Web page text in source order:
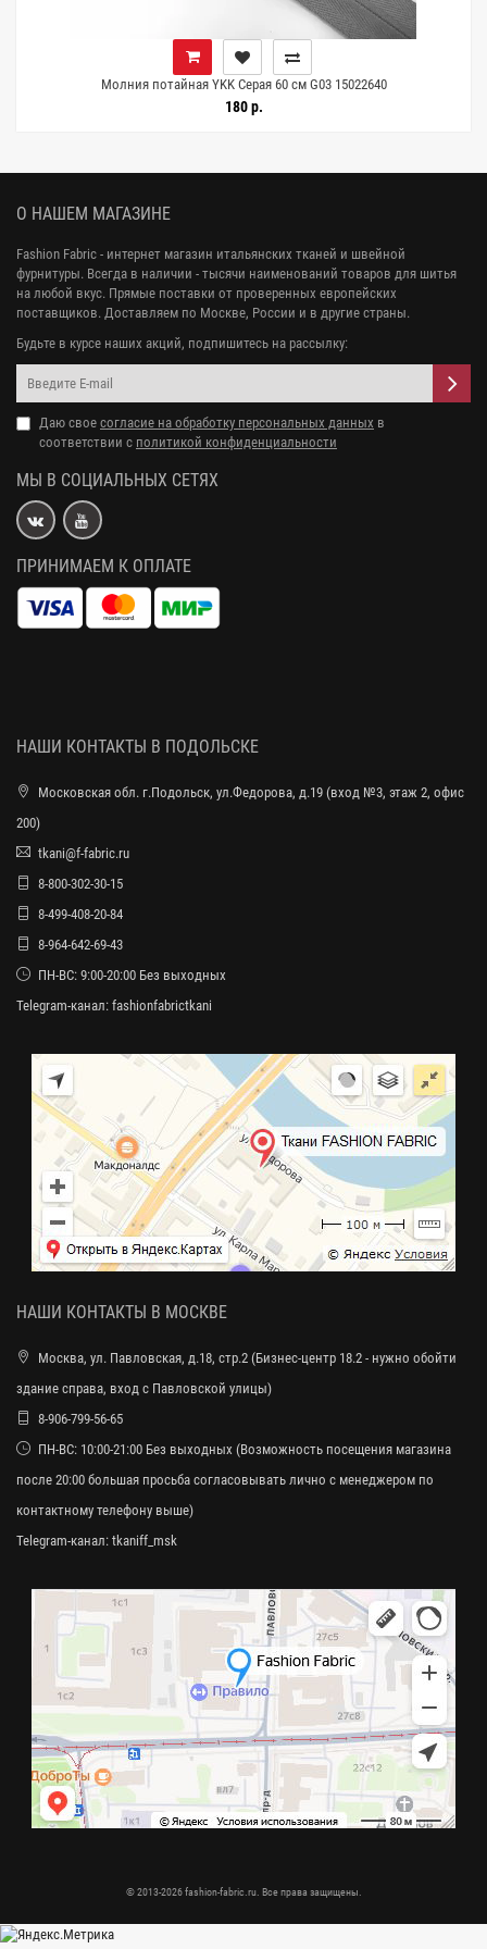
Молния потайная YKK Серая 60 см G03 15022640
180 р.
О НАШЕМ МАГАЗИНЕ
Fashion Fabric - интернет магазин итальянских тканей и швейной
фурнитуры. Всегда в наличии - тысячи наименований товаров для шитья
на любой вкус. Прямые поставки от проверенных европейских
поставщиков. Доставляем по Москве, России и в другие страны.
Будьте в курсе наших акций, подпишитесь на рассылку:
Даю свое согласие на обработку персональных данных в
соответствии с политикой конфиденциальности
МЫ В СОЦИАЛЬНЫХ СЕТЯХ
ПРИНИМАЕМ К ОПЛАТЕ
НАШИ КОНТАКТЫ В ПОДОЛЬСКЕ
Московская обл. г.Подольск, ул.Федорова, д.19 (вход №3, этаж 2, офис
200)
tkani@f-fabric.ru
8-800-302-30-15
8-499-408-20-84
8-964-642-69-43
ПН-ВС: 9:00-20:00 Без выходных
Telegram-канал: fashionfabrictkani
НАШИ КОНТАКТЫ В МОСКВЕ
Москва, ул. Павловская, д.18, стр.2 (Бизнес-центр 18.2 - нужно обойти
здание справа, вход с Павловской улицы)
8-906-799-56-65
ПН-ВС: 10:00-21:00 Без выходных (Возможность посещения магазина
после 20:00 большая просьба согласовывать лично с менеджером по
контактному телефону выше)
Telegram-канал: tkaniff_msk
© 2013-2026 fashion-fabric.ru. Все права защищены.